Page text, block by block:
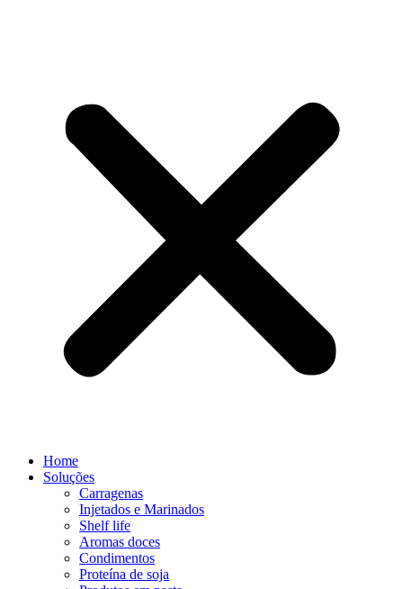
Home
Soluções
Carragenas
Injetados e Marinados
Shelf life
Aromas doces
Condimentos
Proteína de soja